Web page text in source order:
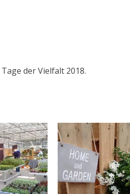
der Vielfalt 2018.